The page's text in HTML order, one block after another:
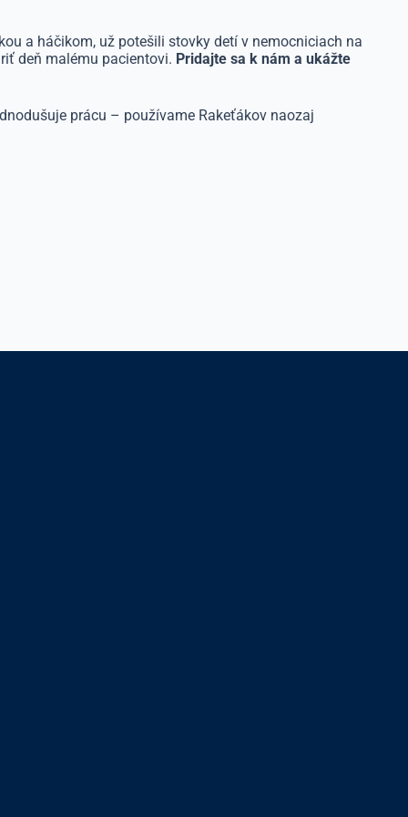
a háčikom, už potešili stovky detí v nemocniciach na
deň malému pacientovi. Pridajte sa k nám a ukážte
prácu – používame Rakeťákov naozaj